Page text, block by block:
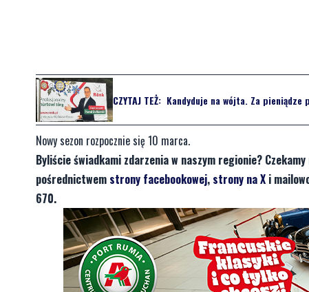
CZYTAJ TEŻ: Kandyduje na wójta. Za
Nowy sezon rozpocznie się 10 marca.
Byliście świadkami zdarzenia w naszym regionie?
pośrednictwem strony facebookowej, strony na X i
670.